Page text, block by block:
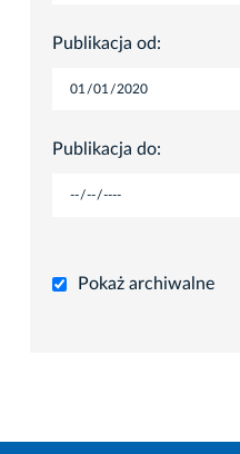
Publikacja od:
Publikacja do:
Pokaż archiwalne